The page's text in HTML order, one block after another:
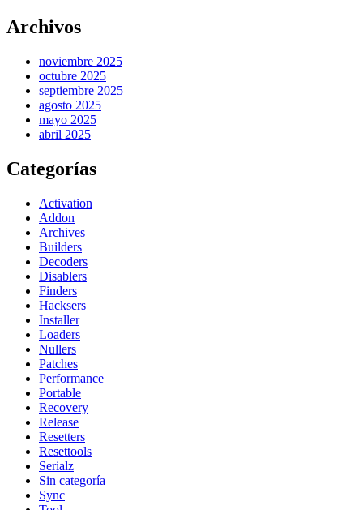
Archivos
noviembre 2025
octubre 2025
septiembre 2025
agosto 2025
mayo 2025
abril 2025
Categorías
Activation
Addon
Archives
Builders
Decoders
Disablers
Finders
Hacksers
Installer
Loaders
Nullers
Patches
Performance
Portable
Recovery
Release
Resetters
Resettools
Serialz
Sin categoría
Sync